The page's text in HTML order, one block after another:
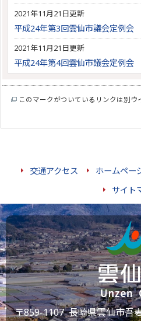
2021年11月21日更新
平成24年第3回雲仙市議会定例
2021年11月21日更新
平成24年第4回雲仙市議会定例
このマークがついているリンクは別ウ
交通アクセス ホームペー
サイト
〒859-1107 長崎県雲仙市吾